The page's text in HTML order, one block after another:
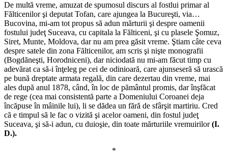
De multă vreme, amuzat de spumosul discurs al fostlui primar al
Fălticenilor şi deputat Tofan, care ajungea la Bucureşti, via…
Bucovina, mi-am tot propus să adun mărturii şi despre oamenii
fostului judeţ Suceava, cu capitala la Fălticeni, şi cu plasele Şomuz,
Siret, Munte, Moldova, dar nu am prea găsit vreme. Ştiam câte ceva
despre satele din zona Fălticenilor, am scris şi nişte monografii
(Bogdăneşti, Horodniceni), dar niciodată nu mi-am făcut timp cu
adevărat ca să-i înţeleg pe cei de odinioară, care ajunseseră să urască
pe bună dreptate armata regală, din care dezertau din vreme, mai
ales după anul 1878, când, în loc de pământul promis, dar înşfăcat
de rege (cea mai consistentă parte a Domeniului Coroanei deja
încăpuse în mâinile lui), li se dădea un fără de sfârşit martiriu. Cred
că e timpul să le fac o vizită şi acelor oameni, din fostul judeţ
Suceava, şi să-i adun, cu duioşie, din toate mărturiile vremuirilor(I.
D.).
*